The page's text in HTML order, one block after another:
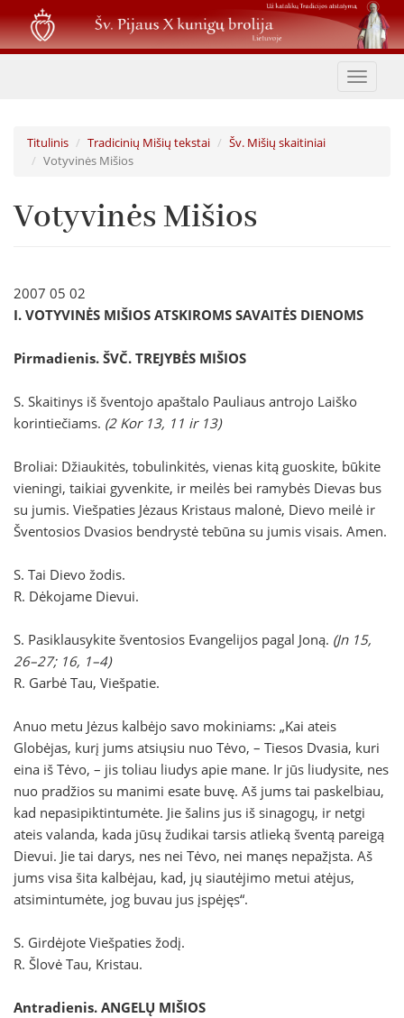
Pereiti
į
pagrindinį
Toggle
Titulinis Tradicinių Mišių tekstai
Šv. Mišių skaitiniai
Votyvinės Mišios
Votyvinės Mišios
2007 05 02
I. VOTYVINĖS MIŠIOS ATSKIROMS SAVAITĖS DIENOMS
Pirmadienis. ŠVČ. TREJYBĖS MIŠIOS
S. Skaitinys iš šventojo apaštalo Pauliaus antrojo Laiško
korintiečiams. (2 Kor 13, 11 ir 13)
Broliai: Džiaukitės, tobulinkitės, vienas kitą guoskite, būkite
vieningi, taikiai gyvenkite, ir meilės bei ramybės Dievas bus
su jumis. Viešpaties Jėzaus Kristaus malonė, Dievo meilė ir
Šventosios Dvasios bendrystė tebūna su jumis visais. Amen.
S. Tai Dievo žodis.
R. Dėkojame Dievui.
S. Pasiklausykite šventosios Evangelijos pagal Joną. (Jn 15,
26–27; 16, 1–4)
R. Garbė Tau, Viešpatie.
Anuo metu Jėzus kalbėjo savo mokiniams: „Kai ateis
Globėjas, kurį jums atsiųsiu nuo Tėvo, – Tiesos Dvasia, kuri
eina iš Tėvo, – jis toliau liudys apie mane. Ir jūs liudysite, nes
nuo pradžios su manimi esate buvę. Aš jums tai paskelbiau,
kad nepasipiktintumėte. Jie šalins jus iš sinagogų, ir netgi
ateis valanda, kada jūsų žudikai tarsis atlieką šventą pareigą
Dievui. Jie tai darys, nes nei Tėvo, nei manęs nepažįsta. Aš
jums visa šita kalbėjau, kad, jų siautėjimo metui atėjus,
atsimintumėte, jog buvau jus įspėjęs“.
S. Girdėjote Viešpaties žodį.
R. Šlovė Tau, Kristau.
Antradienis. ANGELŲ MIŠIOS